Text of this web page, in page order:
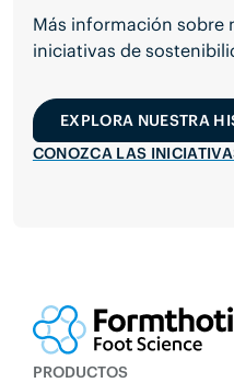
Más información sobre
iniciativas de
EXPLORA NUESTRA
CONOZCA LAS
PRODUCTOS